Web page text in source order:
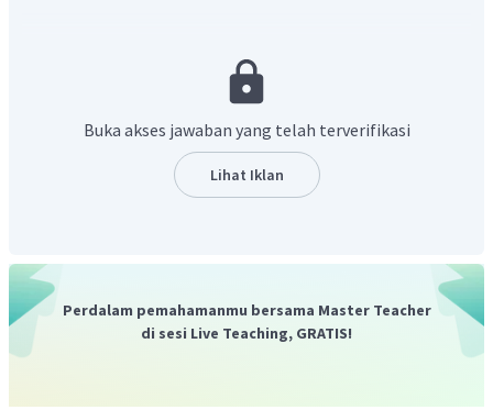
Benda pada ruang II (Bayangan nyata, terbalik, dan
Buka akses jawaban yang telah terverifikasi
Lihat Iklan
Perdalam pemahamanmu bersama Master Teacher
di sesi Live Teaching, GRATIS!